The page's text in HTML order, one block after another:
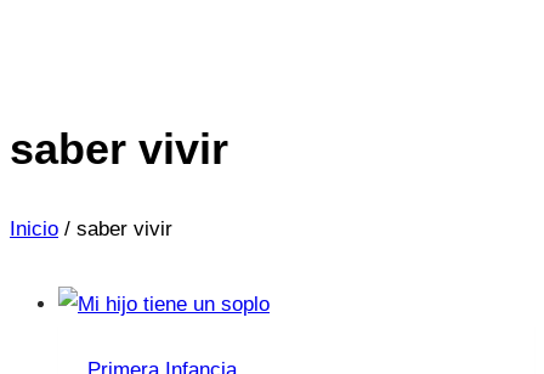
saber vivir
Inicio / saber vivir